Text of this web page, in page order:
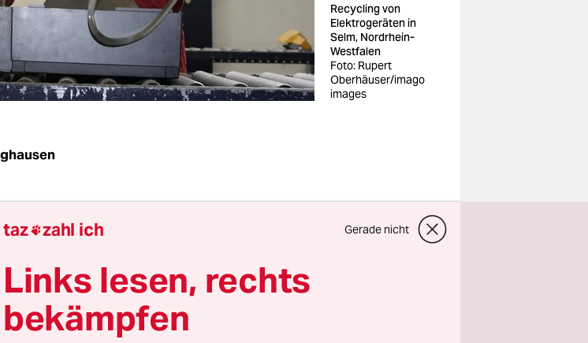
Recycling von
Elektrogeräten in
Selm, Nordrhein-
Westfalen
Foto: Rupert
Oberhäuser/imago
images
nimmt weiter Form an: Als wesentlichen
Wachstum in Europa hat die Europäische
Brüssel
einen Aktionsplan für die
Er liefert den Rahmen für verschiedene
werden sollen. Dabei
auf sieben ressourcenintensive
taz zahl ich Gerade nicht
Links lesen, rechts
bekämpfen